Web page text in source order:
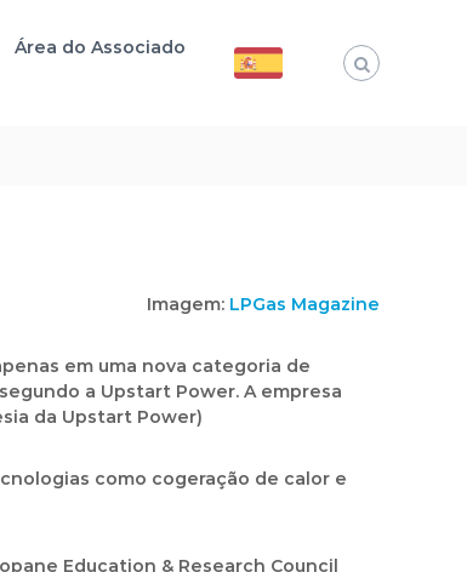
Área do Associado
Imagem: LPGas Magazine
em uma nova categoria de
a Upstart Power. A empresa
da Upstart Power)
como cogeração de calor e
Education & Research Council